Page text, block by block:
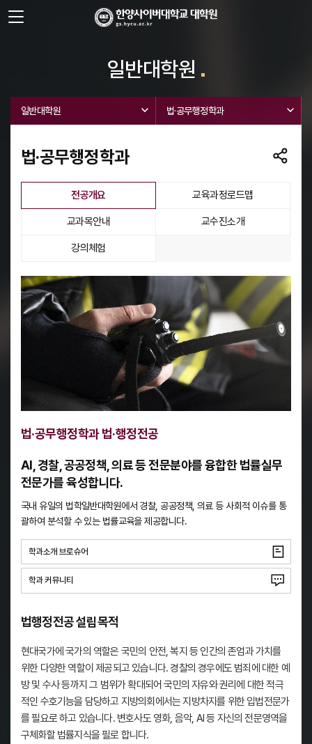
주메뉴 바로가기
본문 바로가기
사이트정보 바로가기
일반대학원
일반대학원 법·공무행정학과
법·공무행정학과
전공개요
선택됨
교육과정로드맵
교과목안내 교수진소개
강의체험
전공개요
법·공무행정학과 법·행정전공
AI, 경찰, 공공정책, 의료 등 전문분야를 융합한 법률실무
전문가를 육성합니다.
국내 유일의 법학일반대학원에서 경찰, 공공정책, 의료 등 사회적 이슈를 통
괄하여 분석할 수 있는 법률교육을 제공합니다.
학과소개 브로슈어
학과 커뮤니티
법행정전공 설립목적
현대국가에 국가의 역할은 국민의 안전, 복지 등 인간의 존엄과 가치를
위한 다양한 역할이 제공되고 있습니다. 경찰의 경우에도 범죄에 대한 예
방 및 수사 등까지 그 범위가 확대되어 국민의 자유와 권리에 대한 적극
적인 수호기능을 담당하고 지방의회에서는 지방차지를 위한 입법전문가
를 필요로 하고 있습니다. 변호사도 영화, 음악, AI 등 자신의 전문영역을
구체화할 법률지식을 필로 합니다.